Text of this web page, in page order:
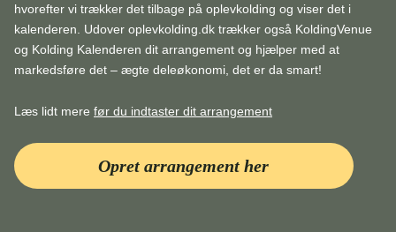
hvorefter vi trækker det tilbage på oplevkolding og viser det i
kalenderen. Udover oplevkolding.dk trækker også KoldingVenue
og Kolding Kalenderen dit arrangement og hjælper med at
markedsføre det – ægte deleøkonomi, det er da smart!
Læs lidt mere før du indtaster dit arrangement
Opret arrangement her